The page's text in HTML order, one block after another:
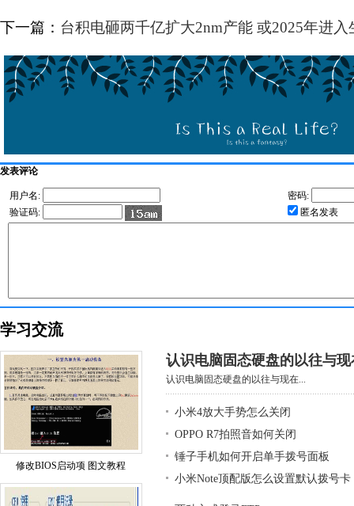
下一篇： 台积电砸两千亿扩大2nm产能 或2025年进入
发表评论
用户名:
密码:
验证码:
匿名发表
学习交流
修改BIOS启动项 图文教程
认识电脑固态硬盘的以往与现
认识电脑固态硬盘的以往与现在...
小米4放大手势怎么关闭
OPPO R7拍照音如何关闭
锤子手机如何开启单手拨号面板
小米Note顶配版怎么设置默认拨号卡